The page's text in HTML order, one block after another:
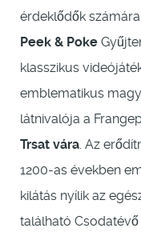
érdeklődők
Peek & Poke
klasszikus
emblematikus
látnivalója a
Trsat vára. Az
1200-as években
kilátás nyílik az
található